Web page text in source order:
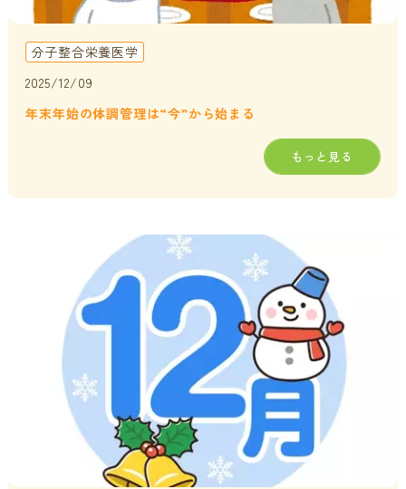
分子整合栄養医学
2025/12/09
年末年始の体調管理は“今”から始まる
もっと見る